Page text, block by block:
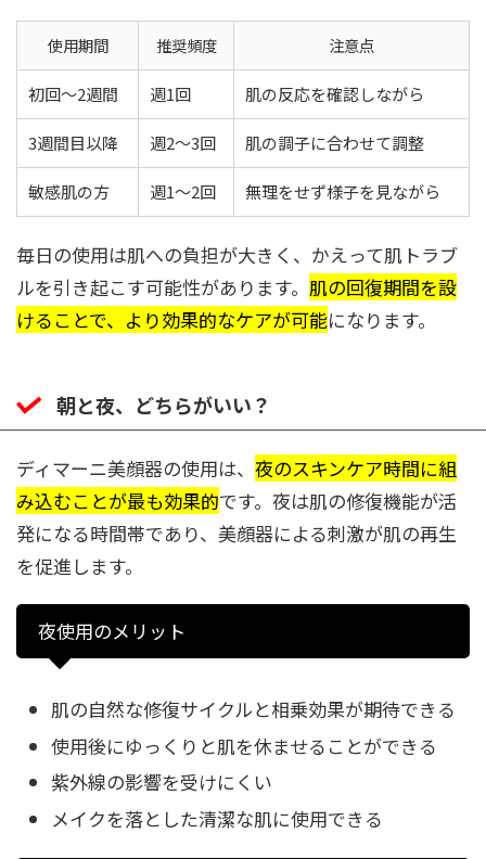
使用期間 推奨頻度 注意点
初回〜2週間 週1回 肌の反応を確認しながら
3週間目以降 週2〜3回 肌の調子に合わせて調整
敏感肌の方 週1〜2回 無理をせず様子を見ながら
毎日の使用は肌への負担が大きく、かえって肌トラブ
ルを引き起こす可能性があります。 肌の回復期間を設
けることで、より効果的なケアが可能になります。
朝と夜、どちらがいい？
ディマーニ美顔器の使用は、 夜のスキンケア時間に組
み込むことが最も効果的です。夜は肌の修復機能が活
発になる時間帯であり、美顔器による刺激が肌の再生
を促進します。
夜使用のメリット
肌の自然な修復サイクルと相乗効果が期待できる
使用後にゆっくりと肌を休ませることができる
紫外線の影響を受けにくい
メイクを落とした清潔な肌に使用できる